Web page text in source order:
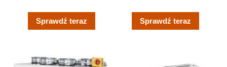
Sprawdź teraz
4,5L
Sprawdź teraz